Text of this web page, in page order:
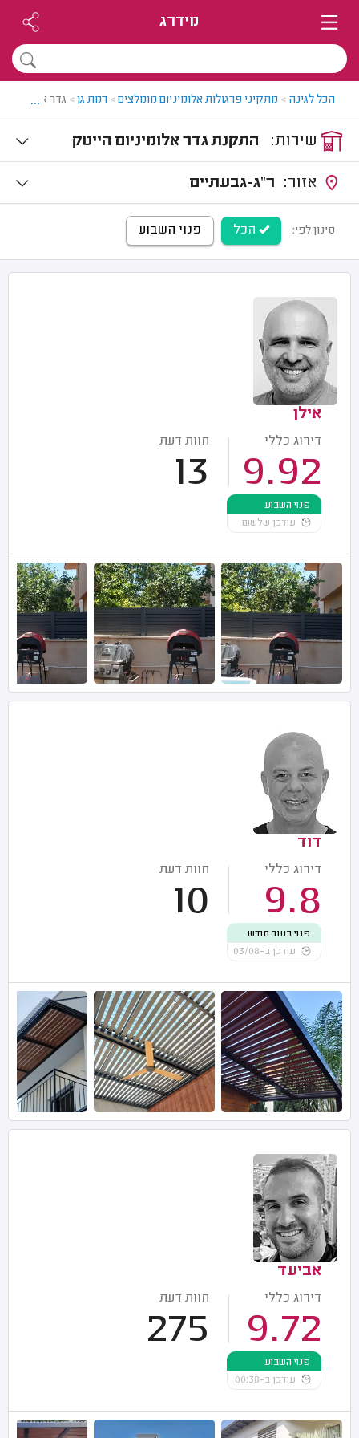
מידרג
הכל לגינה > מתקיני פרגולות אלומיניום מומלצים> רמת גן> גדר ...
התקנת גדר אלומיניום הייטק
ר"ג-גבעתיים
סינון לפי: הכל פנוי השבוע
אילן
דירוג כללי
9.92
חוות דעת
13
פנוי השבוע
עודכן שלשום
דוד
דירוג כללי
9.8
חוות דעת
10
פנוי בעוד חודש
עודכן ב-03/08
אביעד
דירוג כללי
9.72
חוות דעת
275
פנוי השבוע
עודכן ב-00:38